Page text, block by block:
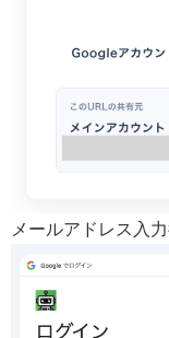
メールアドレス入